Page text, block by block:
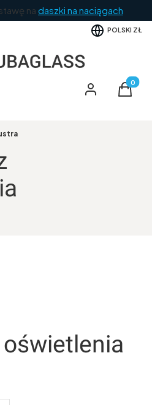
na daszki na naciągach
POLSKI ZŁ
Zaloguj sięKoszyk